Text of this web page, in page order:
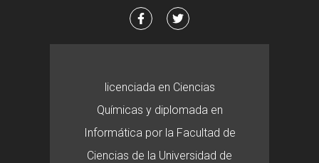
licenciada en Ciencias
Químicas y diplomada en
Informática por la Facultad de
Ciencias de la Universidad de